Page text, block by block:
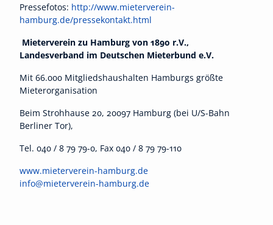
Pressefotos: http://www.mieterverein-
hamburg.de/pressekontakt.html
Mieterverein zu Hamburg von 1890 r.V.,
Landesverband im Deutschen Mieterbund e.V.
Mit 66.000 Mitgliedshaushalten Hamburgs größte
Mieterorganisation
Beim Strohhause 20, 20097 Hamburg (bei U/S-Bahn
Berliner Tor),
Tel. 040 / 8 79 79-0, Fax 040 / 8 79 79-110
www.mieterverein-hamburg.de
info@mieterverein-hamburg.de